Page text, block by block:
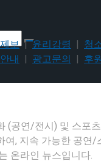
보|윤리강령 | 청
내 | 광고문의 | 후
(공연/전시) 및 스포
여, 지속 가능한 공연/
온라인 뉴스입니다.